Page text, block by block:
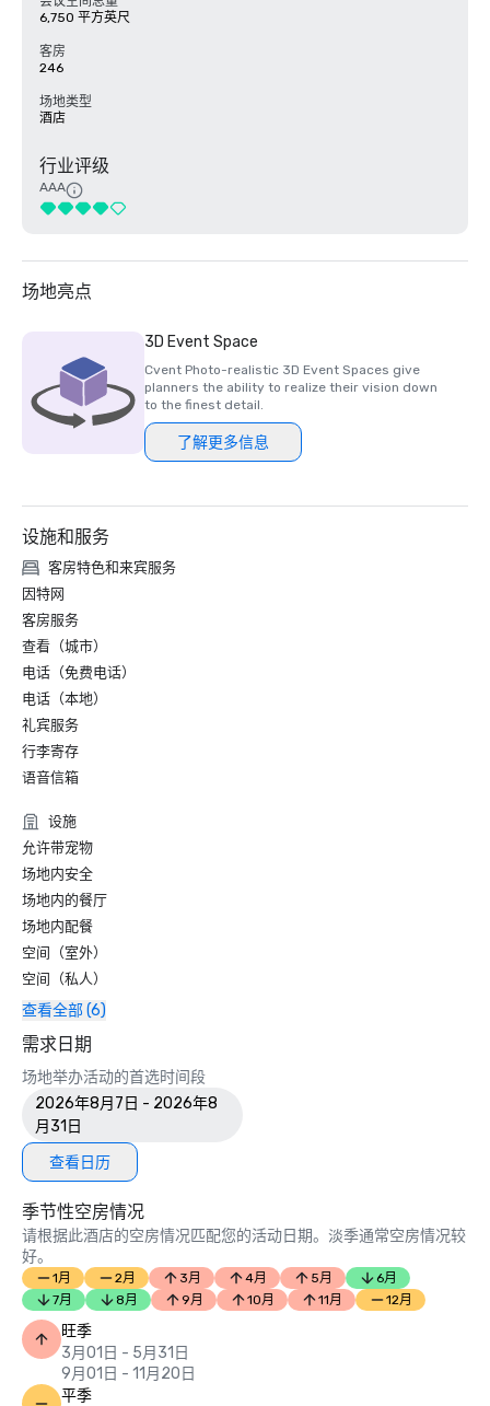
6,750 平方英尺
客房
246
场地类型
酒店
行业评级
AAA
场地亮点
3D Event Space
Cvent Photo-realistic 3D Event Spaces give
planners the ability to realize their vision down
to the finest detail.
了解更多信息
设施和服务
客房特色和来宾服务
因特网
客房服务
查看（城市）
电话（免费电话）
电话（本地）
礼宾服务
行李寄存
语音信箱
设施
允许带宠物
场地内安全
场地内的餐厅
场地内配餐
空间（室外）
空间（私人）
查看全部 (6)
需求日期
场地举办活动的首选时间段
2026年8月7日 - 2026年8
月31日
查看日历
季节性空房情况
请根据此酒店的空房情况匹配您的活动日期。淡季通常空房情况较
好。
1月 2月 3月 4月 5月
6月
7月
8月 9月 10月 11月 12月
旺季
3月01日 - 5月31日
9月01日 - 11月20日
平季